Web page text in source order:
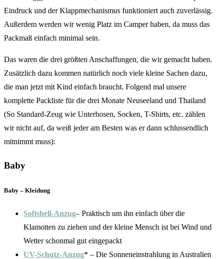
Eindruck und der Klappmechanismus funktioniert auch zuverlässig.
Außerdem werden wir wenig Platz im Camper haben, da muss das
Packmaß einfach minimal sein.
Das waren die drei größten Anschaffungen, die wir gemacht haben.
Zusätzlich dazu kommen natürlich noch viele kleine Sachen dazu,
die man jetzt mit Kind einfach braucht. Folgend mal unsere
komplette Packliste für die drei Monate Neuseeland und Thailand
(So Standard-Zeug wie Unterhosen, Socken, T-Shirts, etc. zählen
wir nicht auf, da weiß jeder am Besten was er dann schlussendlich
mitnimmt muss):
Baby
Baby – Kleidung
Softshell-Anzug– Praktisch um ihn einfach über die
Klamotten zu ziehen und der kleine Mensch ist bei Wind und
Wetter schonmal gut eingepackt
UV-Schutz-Anzug* – Die Sonneneinstrahlung in Australien